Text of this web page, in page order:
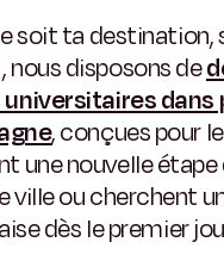
soit ta destination,
nous disposons de
dans
, conçues pour
une nouvelle étape
ville ou cherchent
dès le premier